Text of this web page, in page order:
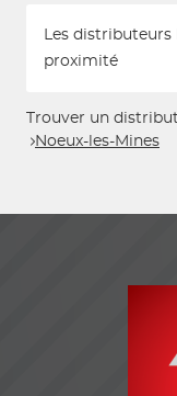
Les distributeurs
proximité
Trouver un
Noeux-les-Mines